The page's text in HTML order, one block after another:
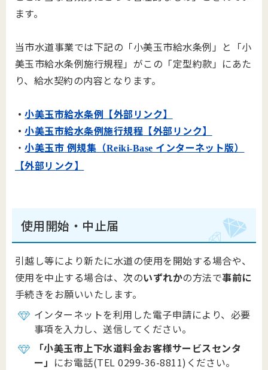
ます。
当市水道事業では下記の「小美玉市給水条例」と「小
美玉市給水条例施行規程」がこの「定型約款」にあた
り、給水契約の内容となります。
・小美玉市給水条例【外部リンク】
・小美玉市給水条例施行規程 【外部リンク】
・小美玉市 例規集（Reiki-Base インターネット版）
【外部リンク】
使用開始・中止届
引越し等により新たに水道の使用を開始する場合や、
使用を中止する場合は、次のいずれかの方法で事前に
手続きをお願いいたします。
インターネットを利用した電子申請により、必要
事項を入力し、送信してください。
「小美玉市上下水道料金お客様サービスセンタ
ー」 にお電話(TEL 0299-36-8811)ください。